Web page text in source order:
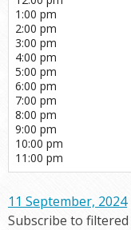
1:00 pm
2:00 pm
3:00 pm
4:00 pm
5:00 pm
6:00 pm
7:00 pm
8:00 pm
9:00 pm
10:00 pm
11:00 pm
11 September, 2024
Subscribe to